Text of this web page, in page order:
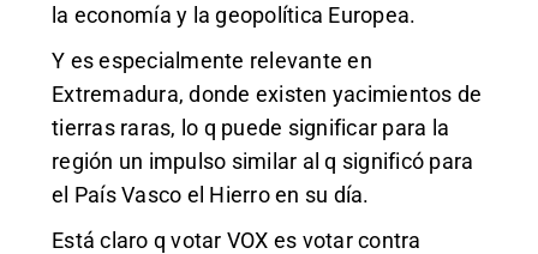
la economía y la geopolítica Europea.
Y es especialmente relevante en
Extremadura, donde existen yacimientos de
tierras raras, lo q puede significar para la
región un impulso similar al q significó para
el País Vasco el Hierro en su día.
Está claro q votar VOX es votar contra